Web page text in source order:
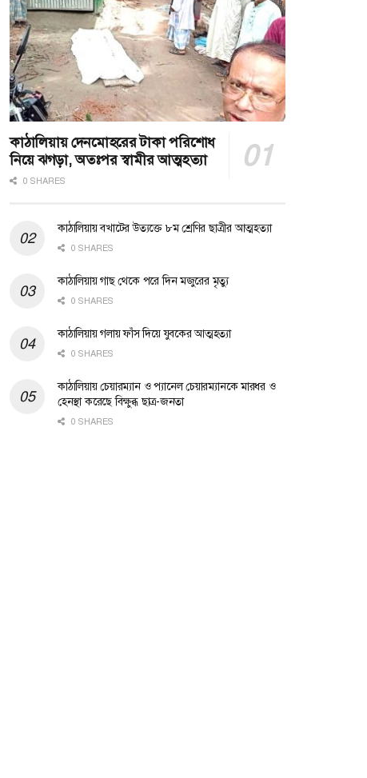
কাঠালিয়ায় দেনমোহরের টাকা পরিশোধ
নিয়ে ঝগড়া, অতঃপর স্বামীর আত্মহত্যা
0 SHARES
কাঠালিয়ায় বখাটের উত্যক্তে ৮ম শ্রেণির ছাত্রীর আত্মহত্যা
0 SHARES
কাঠালিয়ায় গাছ থেকে পরে দিন মজুরের মৃত্যু
0 SHARES
কাঠালিয়ায় গলায় ফাঁস দিয়ে যুবকের আত্মহত্যা
0 SHARES
কাঠালিয়ায় চেয়ারম্যান ও প্যানেল চেয়ারম্যানকে মারধর ও
হেনস্থা করেছে বিক্ষুব্ধ ছাত্র-জনতা
0 SHARES